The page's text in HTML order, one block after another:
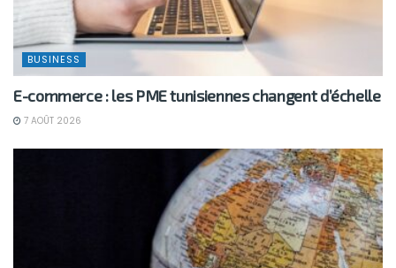
BUSINESS
E-commerce : les PME tunisiennes changent d’échelle
7 AOÛT 2026